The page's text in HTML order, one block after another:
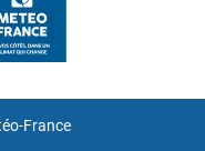
France